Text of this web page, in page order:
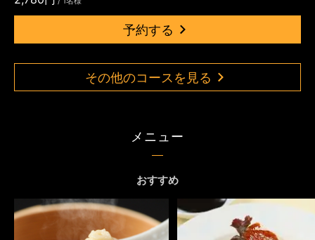
予約する
その他のコースを見る
メニュー
おすすめ